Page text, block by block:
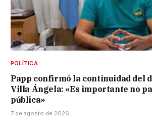
POLÍTICA
Papp confirmó la continuidad del
Villa Ángela: «Es importante no
pública»
7 de agosto de 2026